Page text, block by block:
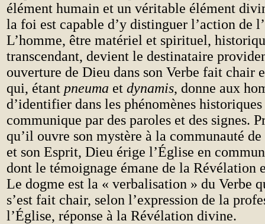
élément humain et un véritable élément
la foi est capable d’y distinguer l’action de
L’homme, être matériel et spirituel,
transcendant, devient le destinataire
ouverture de Dieu dans son Verbe fait chair
qui, étant pneuma et dynamis, donne aux
d’identifier dans les phénomènes
communique par des paroles et des signes.
qu’il ouvre son mystère à la communauté
et son Esprit, Dieu érige l’Église en
dont le témoignage émane de la Révélation
Le dogme est la « verbalisation » du Verbe
s’est fait chair, selon l’expression de la
l’Église, réponse à la Révélation divine.